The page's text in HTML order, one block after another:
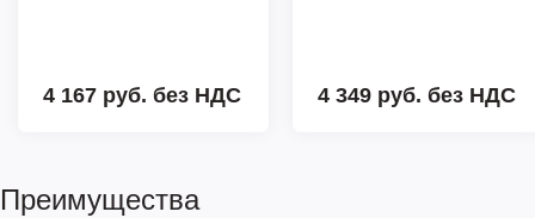
4 167 руб. без НДС 4 349 руб. без НДС
Преимущества